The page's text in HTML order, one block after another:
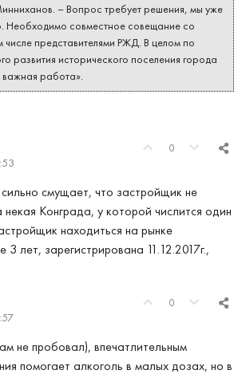
– Вопрос требует решения, мы уже
Необходимо совместное совещание со
числе представителями РЖД. В целом по
развития исторического поселения города
важная работа».
0
смущает, что застройщик не
Конграда, у которой числится один
находиться на рынке
3 лет, зарегистрирована 11.12.2017г.,
0
не пробовал), впечатлительным
помогает алкоголь в малых дозах, но в